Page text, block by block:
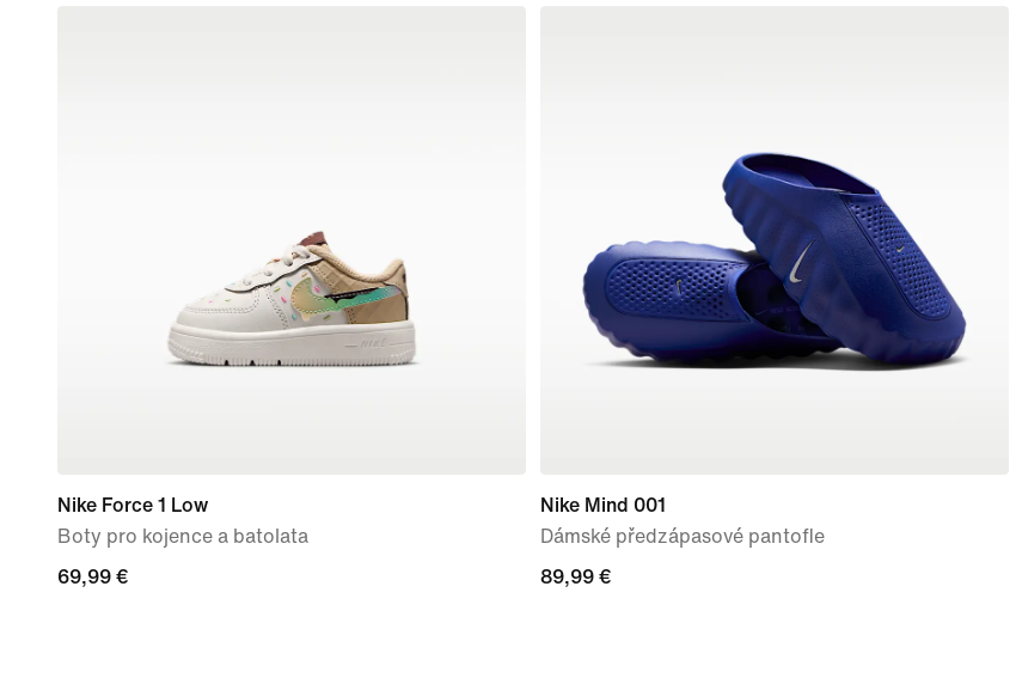
Nike Force 1 Low
Boty pro kojence a batolata
69,99 €
69,99 €
Nike Mind 001
Dámské předzápasové pantofle
89,99 €
89,99 €